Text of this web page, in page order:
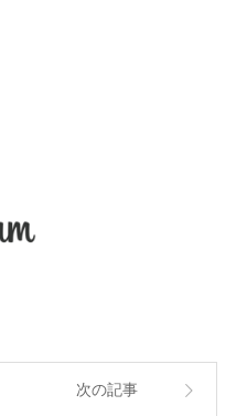
次の記事